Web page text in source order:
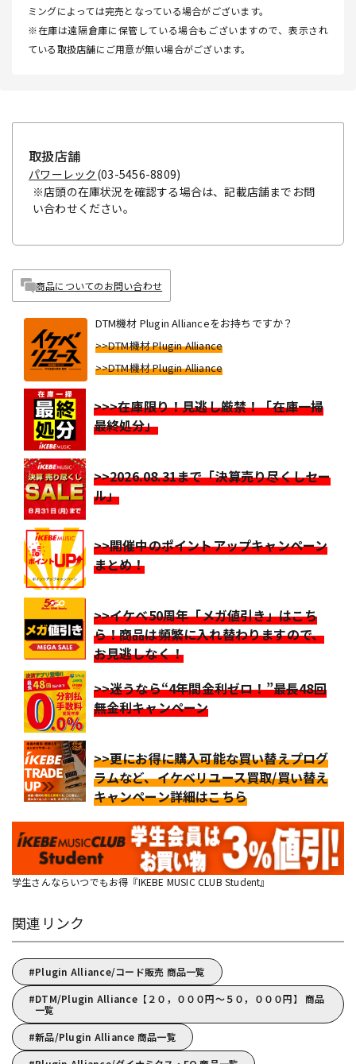
ミングによっては完売となっている場合がございます。
※在庫は遠隔倉庫に保管している場合もございますので、表示され
ている取扱店舗にご用意が無い場合がございます。
取扱店舗
パワーレック (03-5456-8809)
※店頭の在庫状況を確認する場合は、記載店舗までお問
い合わせください。
商品についてのお問い合わせ
DTM機材 Plugin Allianceをお持ちですか？
>>DTM機材 Plugin Alliance
>>DTM機材 Plugin Alliance
>>>在庫限り！見逃し厳禁！「在庫一掃
最終処分」
>>2026.08.31まで「決算売り尽くしセー
ル」
>>開催中のポイントアップキャンペーン
まとめ！
>>イケベ50周年「メガ値引き」はこち
ら！商品は頻繁に入れ替わりますので、
お見逃しなく！
>>迷うなら“4年間金利ゼロ！”最長48回
無金利キャンペーン
>>更にお得に購入可能な買い替えプログ
ラムなど、イケベリユース買取/買い替え
キャンペーン詳細はこちら
学生さんならいつでもお得『IKEBE MUSIC CLUB Student』
関連リンク
Plugin Alliance/コード販売 商品一覧
DTM/Plugin Alliance【２０，０００円～５０，０００円】 商品
一覧
新品/Plugin Alliance 商品一覧